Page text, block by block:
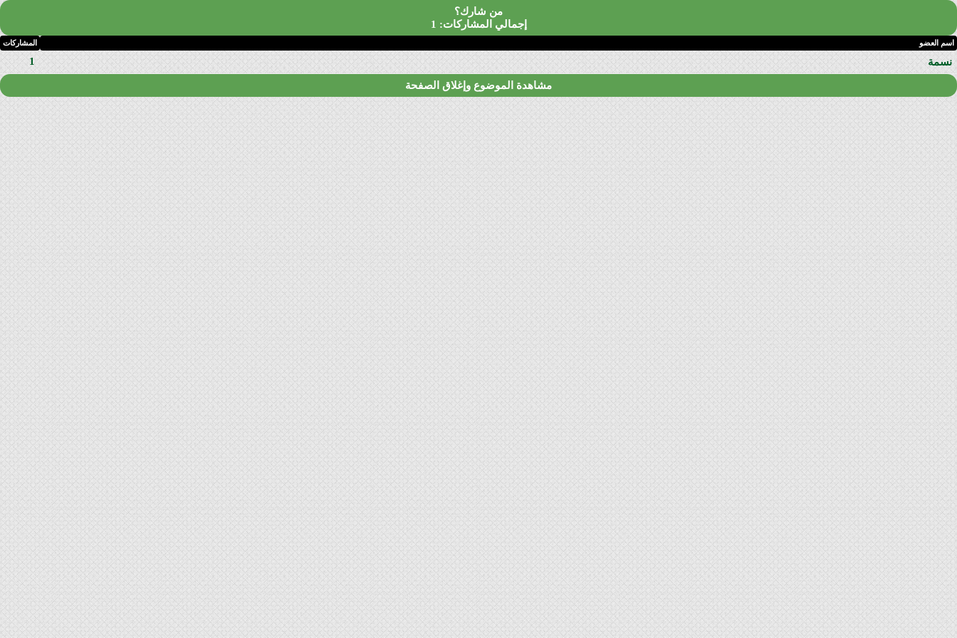
من شارك؟
إجمالي المشاركات: 1
اسم العضو المشاركات
نسمة 1
مشاهدة الموضوع وإغلاق الصفحة